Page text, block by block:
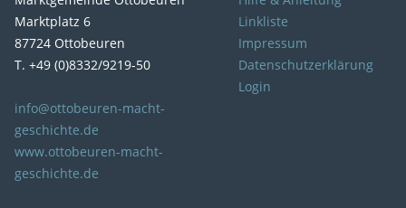
Marktplatz 6
87724 Ottobeuren
T. +49 (0)8332/9219-50
info@ottobeuren-macht-
geschichte.de
www.ottobeuren-macht-
geschichte.de
Linkliste
Impressum
Datenschutzerklärung
Login